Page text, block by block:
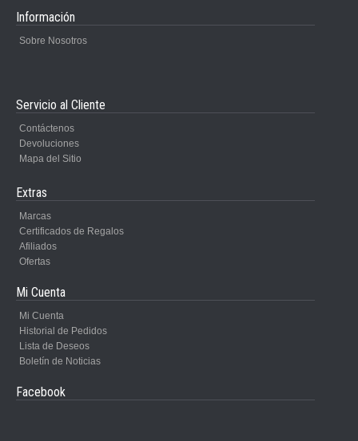
Información
Sobre Nosotros
Servicio al Cliente
Contáctenos
Devoluciones
Mapa del Sitio
Extras
Marcas
Certificados de Regalos
Afiliados
Ofertas
Mi Cuenta
Mi Cuenta
Historial de Pedidos
Lista de Deseos
Boletín de Noticias
Facebook